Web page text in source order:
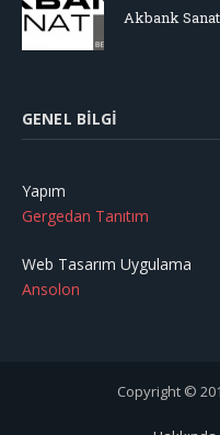
Akbank
GENEL BILGI
Yapım
Gergedan Tanıtım
Web Tasarım Uygulama
Ansolon
Copyright ©